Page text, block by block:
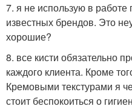
7. я не использую в работе
известных брендов. Это
хорошие?
8. все кисти обязательно
каждого клиента. Кроме
Кремовыми текстурами я
стоит беспокоиться о